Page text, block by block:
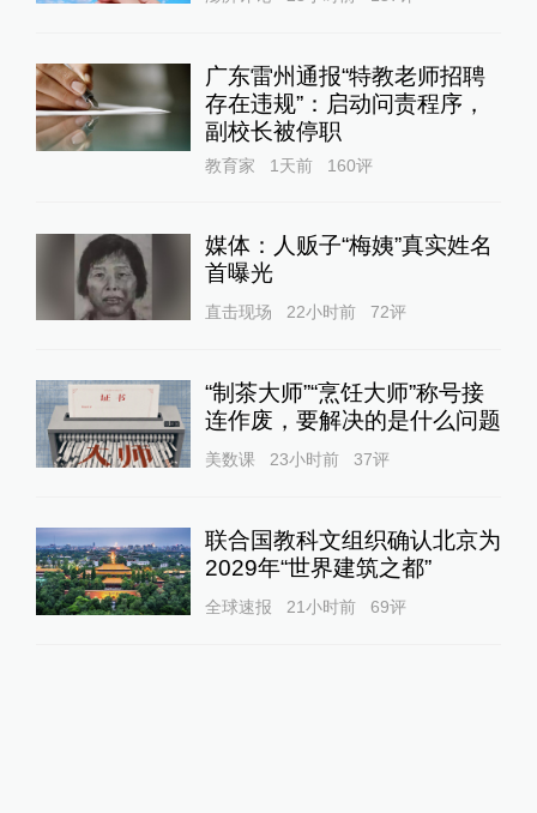
广东雷州通报“特教老师招聘
存在违规”：启动问责程序，
副校长被停职
教育家 1天前 160评
媒体：人贩子“梅姨”真实姓名
首曝光
直击现场 22小时前 72评
“制茶大师”“烹饪大师”称号接
连作废，要解决的是什么问题
美数课 23小时前 37评
联合国教科文组织确认北京为
2029年“世界建筑之都”
全球速报 21小时前 69评